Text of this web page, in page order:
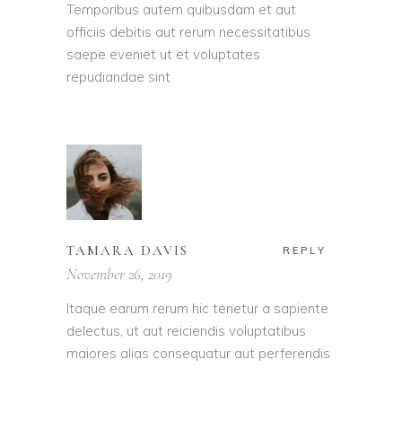
Temporibus autem quibusdam et aut
officiis debitis aut rerum necessitatibus
saepe eveniet ut et voluptates
repudiandae sint
TAMARA DAVIS REPLY
November 26, 2019
Itaque earum rerum hic tenetur a sapiente
delectus, ut aut reiciendis voluptatibus
maiores alias consequatur aut perferendis